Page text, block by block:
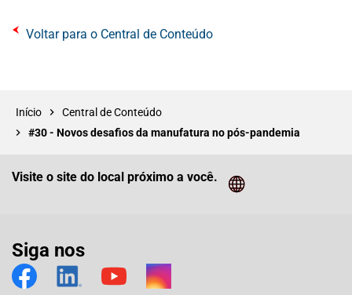
Voltar para o Central de Conteúdo
Início
Central de Conteúdo
#30 - Novos desafios da manufatura no pós-pandemia
Visite o site do local próximo a você.
Siga nos